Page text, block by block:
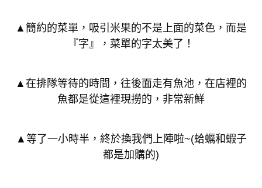
▲簡約的菜單，吸引米果的不是上面的菜色，而是
『字』，菜單的字太美了！
▲在排隊等待的時間，往後面走有魚池，在店裡的
魚都是從這裡現撈的，非常新鮮
▲等了一小時半，終於換我們上陣啦~(蛤蠣和蝦子
都是加購的)